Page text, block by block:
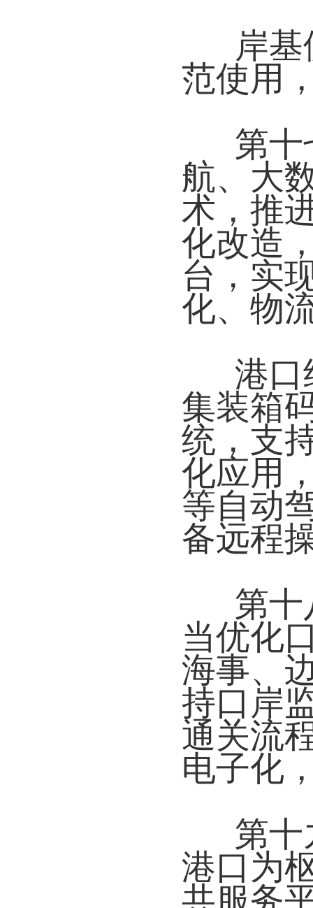
岸
范使用
第
航、大
术，推
化改造
台，实
化、物
港口
集装箱
统，支
化应用
等自动
备远程
第
当优化
海事、
持口岸
通关流
电子化
第
港口为
共服务